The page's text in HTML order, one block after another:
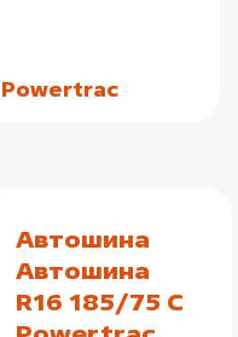
Автошина
Автошина
R16 185/75 C